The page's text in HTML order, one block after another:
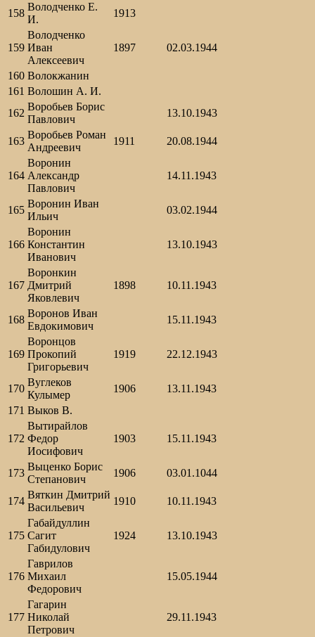
158
Володченко Е.
И.
1913
159
Володченко
Иван
Алексеевич
1897 02.03.1944
160 Волокжанин
161 Волошин А. И.
162
Воробьев Борис
Павлович
13.10.1943
163
Воробьев Роман
Андреевич
1911 20.08.1944
164
Воронин
Александр
Павлович
14.11.1943
165
Воронин Иван
Ильич
03.02.1944
166
Воронин
Константин
Иванович
13.10.1943
167
Воронкин
Дмитрий
Яковлевич
1898 10.11.1943
168
Воронов Иван
Евдокимович
15.11.1943
169
Воронцов
Прокопий
Григорьевич
1919 22.12.1943
170
Вуглеков
Кулымер
1906
13.11.1943
171 Выков В.
172
Вытирайлов
Федор
Иосифович
1903 15.11.1943
173
Выценко Борис
Степанович
1906 03.01.1044
174
Вяткин Дмитрий
Васильевич
1910 10.11.1943
175
Габайдуллин
Сагит
Габидулович
1924 13.10.1943
176
Гаврилов
Михаил
Федорович
15.05.1944
177
Гагарин
Николай
Петрович
29.11.1943